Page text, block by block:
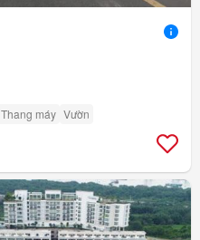
Thang máy Vườn